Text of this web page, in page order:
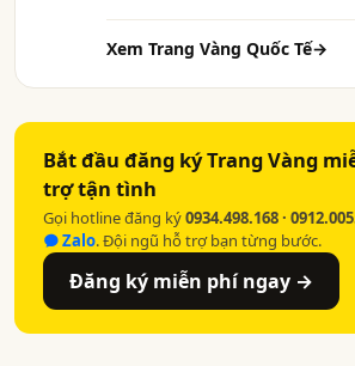
Xem Trang Vàng Quốc Tế→
Bắt đầu đăng ký Trang Vàng
trợ tận tình
Gọi hotline đăng ký0934.498.168 ·
Zalo. Đội ngũ hỗ trợ bạn từng bước.
Đăng ký miễn phí ngay →